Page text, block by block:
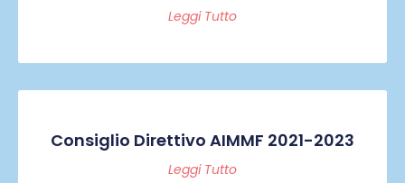
Leggi Tutto
Consiglio Direttivo AIMMF 2021-2023
Leggi Tutto